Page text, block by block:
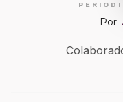
Por